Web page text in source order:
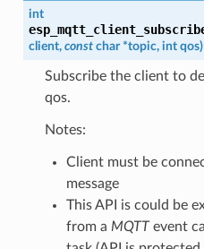
int
client, const char *topic, int qos)
Subscribe the client to
qos.
Notes:
Client must be
message
This API is could be
from a MQTTevent